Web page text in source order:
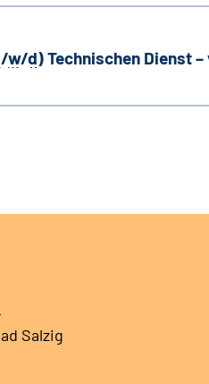
/w/d) Technischen Dienst
Salzig